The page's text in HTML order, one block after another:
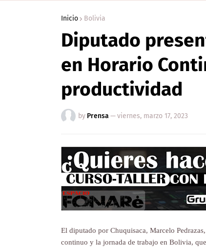
Inicio Bolivia
Diputado
en Horario
productividad
by Prensa —viernes, marzo 17, 2023
El diputado por Chuquisaca, Marcelo
continuo y la jornada de trabajo en Bolivia,